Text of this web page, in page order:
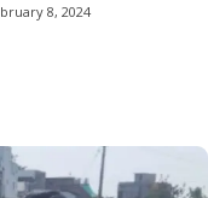
8, 2024